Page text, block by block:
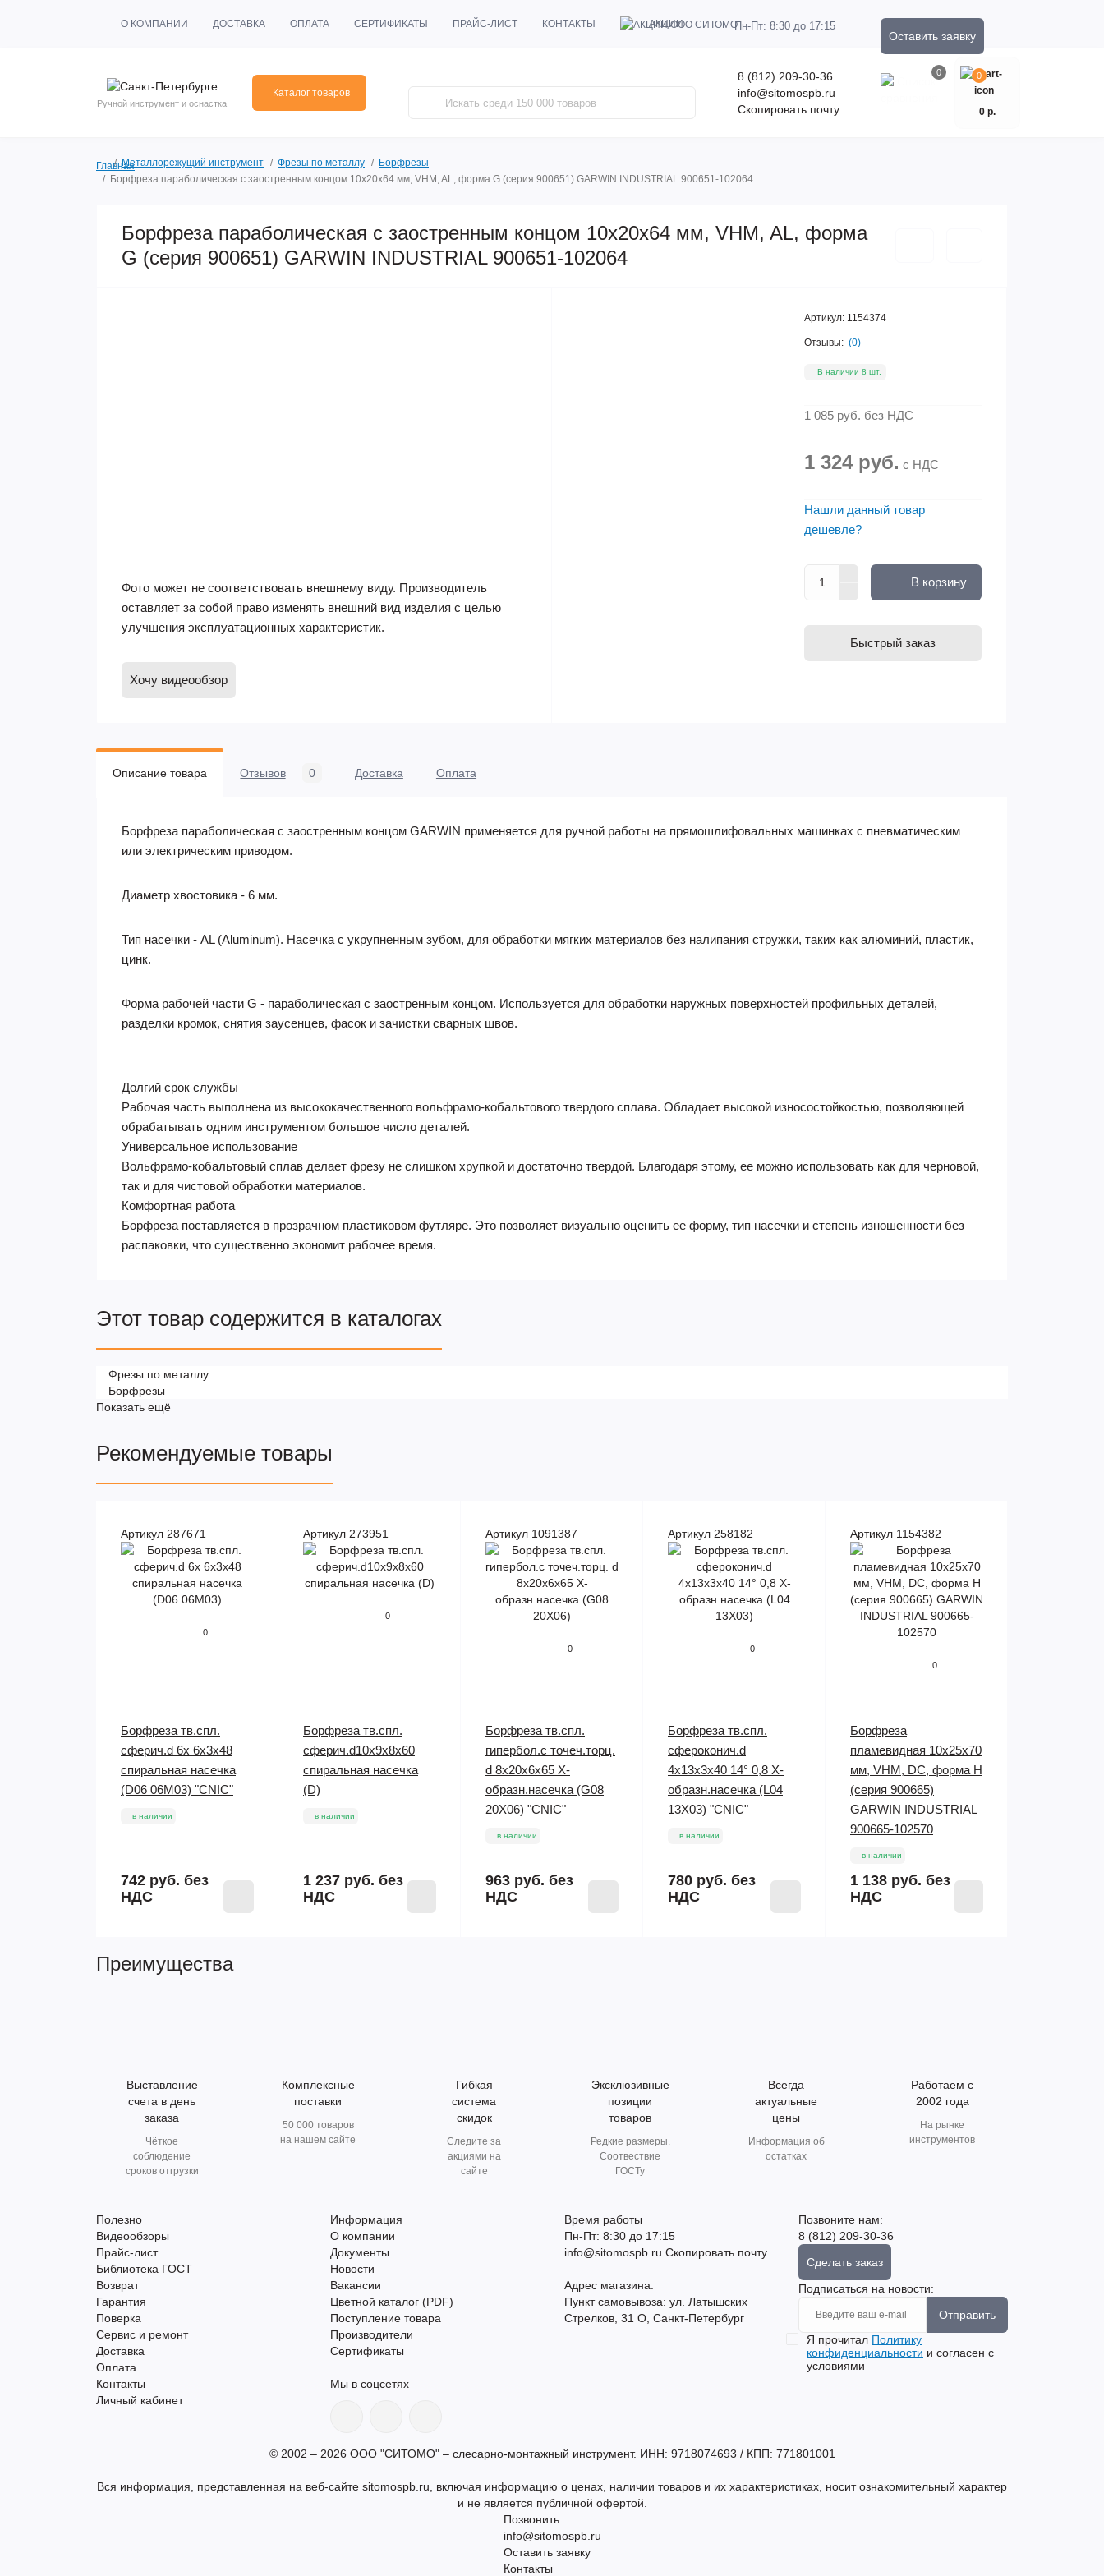
О КОМПАНИИ ДОСТАВКА ОПЛАТА СЕРТИФИКАТЫ ПРАЙС-ЛИСТ КОНТАКТЫ АКЦИИ Пн-Пт: 8:30 до 17:15
Оставить заявку
Ручной инструмент и оснастка
Каталог товаров
8 (812) 209-30-36
info@sitomospb.ru
Скопировать почту
0 0
0 р.
ГлавнаяМеталлорежущий инструмент Фрезы по металлу
Борфрезы
Борфреза параболическая с заостренным концом 10x20x64 мм, VHM, AL, форма G (серия 900651) GARWIN INDUSTRIAL 900651-102064
Борфреза параболическая с заостренным концом 10x20x64 мм, VHM, AL, форма
G (серия 900651) GARWIN INDUSTRIAL 900651-102064
Фото может не соответствовать внешнему виду. Производитель
оставляет за собой право изменять внешний вид изделия с целью
улучшения эксплуатационных характеристик.
Хочу видеообзор
Артикул: 1154374
Отзывы: (0)
В наличии 8 шт.
1 085 руб. без НДС
1 324 руб. с НДС
Нашли данный товар
дешевле?
В корзину
Быстрый заказ
Описание товара Отзывов 0 Доставка Оплата
Борфреза параболическая с заостренным концом GARWIN применяется для ручной работы на прямошлифовальных машинках с пневматическим
или электрическим приводом.
Диаметр хвостовика - 6 мм.
Тип насечки - AL (Aluminum). Насечка с укрупненным зубом, для обработки мягких материалов без налипания стружки, таких как алюминий, пластик,
цинк.
Форма рабочей части G - параболическая с заостренным концом. Используется для обработки наружных поверхностей профильных деталей,
разделки кромок, снятия заусенцев, фасок и зачистки сварных швов.
Долгий срок службы
Рабочая часть выполнена из высококачественного вольфрамо-кобальтового твердого сплава. Обладает высокой износостойкостью, позволяющей
обрабатывать одним инструментом большое число деталей.
Универсальное использование
Вольфрамо-кобальтовый сплав делает фрезу не слишком хрупкой и достаточно твердой. Благодаря этому, ее можно использовать как для черновой,
так и для чистовой обработки материалов.
Комфортная работа
Борфреза поставляется в прозрачном пластиковом футляре. Это позволяет визуально оценить ее форму, тип насечки и степень изношенности без
распаковки, что существенно экономит рабочее время.
Этот товар содержится в каталогах
Фрезы по металлу
Борфрезы
Показать ещё
Рекомендуемые товары
Артикул 287671
0
Борфреза тв.спл.
сферич.d 6х 6х3х48
спиральная насечка
(D06 06М03) "CNIC"
в наличии
742 руб. без
НДС
Артикул 273951
0
Борфреза тв.спл.
сферич.d10х9х8х60
спиральная насечка
(D)
в наличии
1 237 руб. без
НДС
Артикул 1091387
0
Борфреза тв.спл.
гипербол.с точеч.торц.
d 8х20х6х65 Х-
образн.насечка (G08
20Х06) "CNIC"
в наличии
963 руб. без
НДС
Артикул 258182
0
Борфреза тв.спл.
сфероконич.d
4х13х3х40 14° 0,8 Х-
образн.насечка (L04
13Х03) "CNIC"
в наличии
780 руб. без
НДС
Артикул 1154382
0
Борфреза
пламевидная 10x25x70
мм, VHM, DC, форма H
(серия 900665)
GARWIN INDUSTRIAL
900665-102570
в наличии
1 138 руб. без
НДС
Преимущества
Выставление
счета в день
заказа
Чёткое
соблюдение
сроков отгрузки
Комплексные
поставки
50 000 товаров
на нашем сайте
Гибкая
система
скидок
Следите за
акциями на
сайте
Эксклюзивные
позиции
товаров
Редкие размеры.
Соотвествие
ГОСТу
Всегда
актуальные
цены
Информация об
остатках
Работаем с
2002 года
На рынке
инструментов
Полезно
Видеообзоры
Прайс-лист
Библиотека ГОСТ
Возврат
Гарантия
Поверка
Сервис и ремонт
Доставка
Оплата
Контакты
Личный кабинет
Информация
О компании
Документы
Новости
Вакансии
Цветной каталог (PDF)
Поступление товара
Производители
Сертификаты
Мы в соцсетях
Время работы
Пн-Пт: 8:30 до 17:15
info@sitomospb.ru Скопировать почту
Адрес магазина:
Пункт самовывоза: ул. Латышских
Стрелков, 31 О, Санкт-Петербург
Позвоните нам:
8 (812) 209-30-36
Сделать заказ
Подписаться на новости:
Отправить
Я прочитал Политику
конфиденциальности и согласен с
условиями
© 2002 – 2026 ООО "СИТОМО" – слесарно-монтажный инструмент. ИНН: 9718074693 / КПП: 771801001
Вся информация, представленная на веб-сайте sitomospb.ru, включая информацию о ценах, наличии товаров и их характеристиках, носит ознакомительный характер
и не является публичной офертой.
Позвонить
info@sitomospb.ru
Оставить заявку
Контакты